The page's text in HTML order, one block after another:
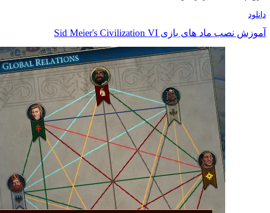
دانلود
آموزش نصب ماد های بازی Sid Meier's Civilization VI